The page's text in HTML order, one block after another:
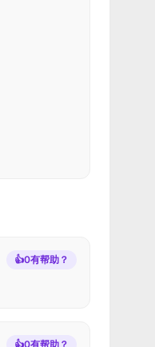
👍0有帮助？
👍0有帮助？